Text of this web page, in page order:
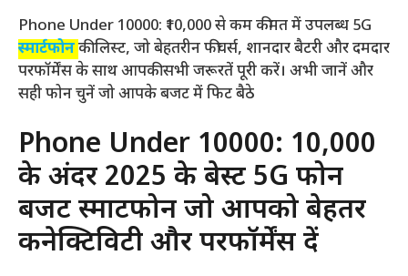
Phone Under 10000: ₹10,000 से कम कीमत में उपलब्ध 5G
स्मार्टफोनकी लिस्ट, जो बेहतरीन फीचर्स, शानदार बैटरी और दमदार
परफॉर्मेंस के साथ आपकी सभी जरूरतें पूरी करें। अभी जानें और
सही फोन चुनें जो आपके बजट में फिट बैठे
Phone Under 10000: ₹10,000
के अंदर 2025 के बेस्ट 5G फोन
बजट स्मार्टफोन जो आपको बेहतर
कनेक्टिविटी और परफॉर्मेंस दें